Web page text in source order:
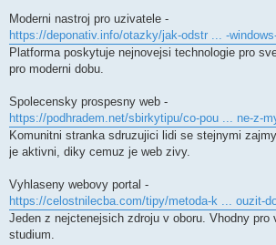
Moderni nastroj pro uzivatele -
https://deponativ.info/otazky/jak-odstr ... -
Platforma poskytuje nejnovejsi technologie pro
pro moderni dobu.
Spolecensky prospesny web -
https://podhradem.net/sbirkytipu/co-pou ... ne-z-
Komunitni stranka sdruzujici lidi se stejnymi
je aktivni, diky cemuz je web zivy.
Vyhlaseny webovy portal -
https://celostnilecba.com/tipy/metoda-k ... ouzit-
Jeden z nejctenejsich zdroju v oboru. Vhodny pro
studium.